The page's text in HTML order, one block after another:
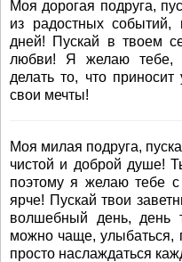
Моя дорогая подруга,
из радостных
дней! Пускай в твоем
любви! Я желаю тебе,
делать то, что приносит
свои мечты!
Моя милая подруга,
чистой и доброй душе!
поэтому я желаю тебе
ярче! Пускай твои
волшебный день, день
можно чаще, улыбаться,
просто наслаждаться